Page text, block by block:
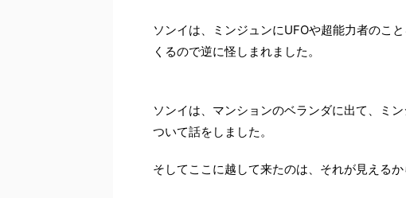
ソンイは、ミンジュンにUFOや超能力者のこ
くるので逆に怪しまれました。
ソンイは、マンションのベランダに出て、ミ
ついて話をしました。
そしてここに越して来たのは、それが見えるか